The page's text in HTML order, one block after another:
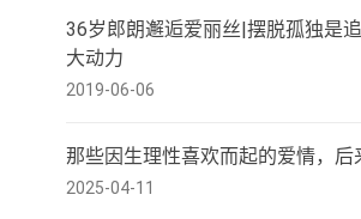
36岁郎朗邂逅爱丽丝|摆脱孤独是
大动力
2019-06-06
那些因生理性喜欢而起的爱情，后
2025-04-11